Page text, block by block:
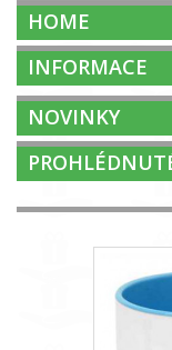
HOME
INFORMACE
NOVINKY